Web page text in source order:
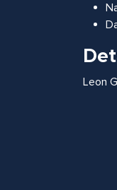
Leon